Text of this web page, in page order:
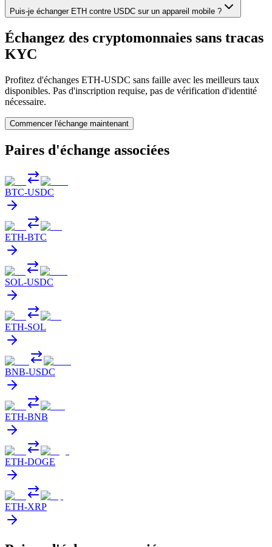
Puis-je échanger ETH contre USDC sur un appareil mobile ?
Échangez des cryptomonnaies sans tracas
KYC
Profitez d'échanges ETH-USDC sans faille avec les meilleurs taux
disponibles. Pas d'inscription requise, pas de vérification d'identité
nécessaire.
Commencer l'échange maintenant
Paires d'échange associées
BTC-USDC
ETH-BTC
SOL-USDC
ETH-SOL
BNB-USDC
ETH-BNB
ETH-DOGE
ETH-XRP